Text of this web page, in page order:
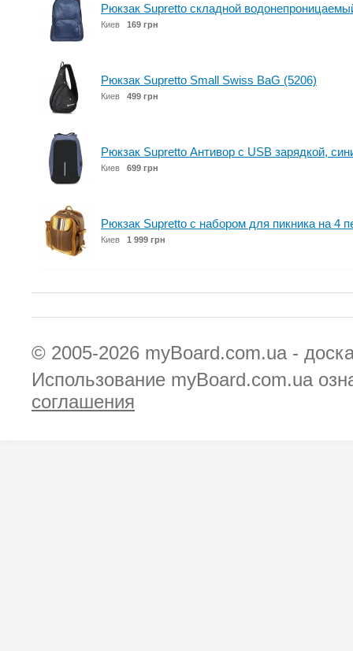
Рюкзак Supretto складной
Киев 169 грн
Рюкзак Supretto Small Swiss BaG (5206)
Киев 499 грн
Рюкзак Supretto Антивор с USB зарядкой,
Киев 699 грн
Рюкзак Supretto с набором для пикника на 4
Киев 1 999 грн
© 2005-2026 myBoard.com.ua -
Использование myBoard.com.ua
соглашения